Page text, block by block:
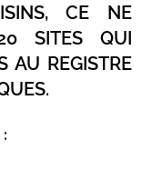
CE NE
SITES QUI
AU REGISTRE